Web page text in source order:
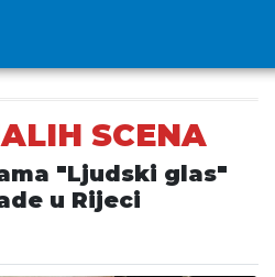
SCENA
"Ljudski glas"
u Rijeci